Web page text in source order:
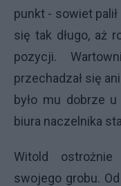
punkt - sowiet
się tak długo, aż
pozycji.
przechadzał się
było mu dobrze
biura naczelnika
Witold
swojego grobu.